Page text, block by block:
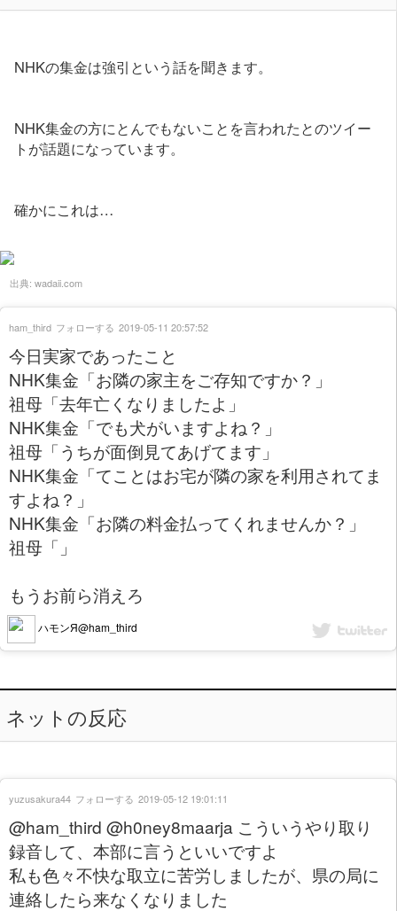
NHKの集金は強引という話を聞きます。
NHK集金の方にとんでもないことを言われたとのツイー
トが話題になっています。
確かにこれは…
出典: wadaii.com
今日実家であったこと
NHK集金「お隣の家主をご存知ですか？」
祖母「去年亡くなりましたよ」
NHK集金「でも犬がいますよね？」
祖母「うちが面倒見てあげてます」
NHK集金「てことはお宅が隣の家を利用されてま
すよね？」
NHK集金「お隣の料金払ってくれませんか？」
祖母「」
もうお前ら消えろ
ハモンЯ@ham_third
ham_third フォローする 2019-05-11 20:57:52
ネットの反応
@ham_third @h0ney8maarja こういうやり取り
録音して、本部に言うといいですよ
私も色々不快な取立に苦労しましたが、県の局に
連絡したら来なくなりました
yuzusakura44 フォローする 2019-05-12 19:01:11